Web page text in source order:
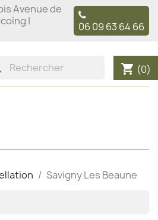
Avenue de
|
06 09 63 64 66
shopping_cart (0)
Savigny Les Beaune